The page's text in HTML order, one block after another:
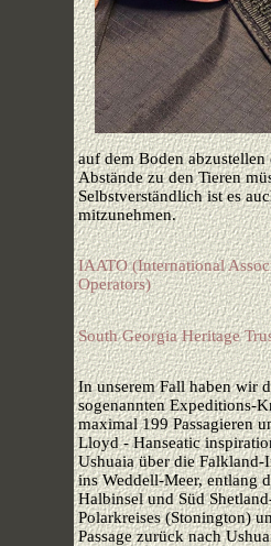
auf dem Boden
Abstände zu den Tieren
Selbstverständlich ist es
mitzunehmen.
IAATO (International
Operators)
South Georgia Heritage
In unserem Fall haben wir
sogenannten Expeditions-
maximal 199 Passagieren
Lloyd - Hanseatic
Ushuaia über die Falkland-
ins Weddell-Meer, entlang
Halbinsel und Süd
Polarkreises (Stonington)
Passage zurück nach